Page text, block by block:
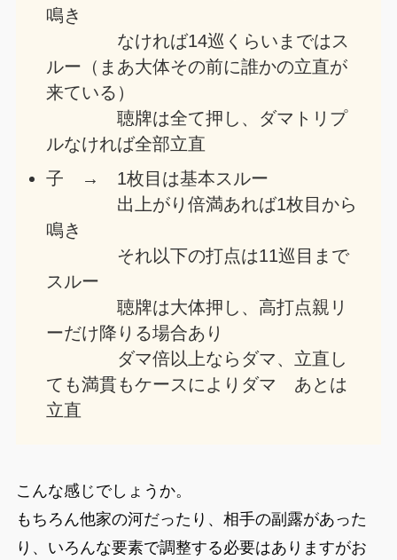
鳴き
なければ14巡くらいまではス
ルー（まあ大体その前に誰かの立直が
来ている）
聴牌は全て押し、ダマトリプ
ルなければ全部立直
子 → 1枚目は基本スルー
出上がり倍満あれば1枚目から
鳴き
それ以下の打点は11巡目まで
スルー
聴牌は大体押し、高打点親リ
ーだけ降りる場合あり
ダマ倍以上ならダマ、立直し
ても満貫もケースによりダマ あとは
立直
こんな感じでしょうか。
もちろん他家の河だったり、相手の副露があった
り、いろんな要素で調整する必要はありますがお